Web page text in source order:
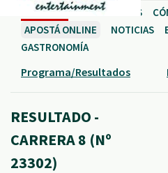
CARRERAS
HIPÓDROMOS
APOSTÁ ONLINE
NOTICIAS
GASTRONOMÍA
Programa/Resultados
RESULTADO -
CARRERA 8 (Nº
23302)